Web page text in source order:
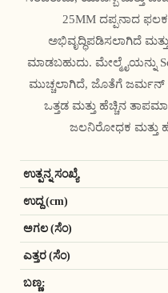
25MM ದಪ್ಪನಾದ
ಅಭಿವೃದ್ಧಿಪಡಿಸಲಾಗಿದೆ
ಮಾಡಬಹುದು. ಮೇಲ್ಮೈಯನ್ನು
ಮುಚ್ಚಲಾಗಿದೆ, ಜೊತೆಗೆ ಜರ್ಮನ್
ಒತ್ತಡ ಮತ್ತು ಹೆಚ್ಚಿನ
ಜಲನಿರೋಧಕ ಮತ್ತು
ಉತ್ಪನ್ನ ಸಂಖ್ಯೆ
ಉದ್ದ (cm)
ಅಗಲ (ಸೆಂ)
ಎತ್ತರ (ಸೆಂ)
ಬಣ್ಣ: